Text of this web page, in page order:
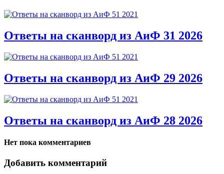
Ответы на сканворд из АиФ 31 2026
Ответы на сканворд из АиФ 29 2026
Ответы на сканворд из АиФ 28 2026
Нет пока комментариев
Добавить комментарий